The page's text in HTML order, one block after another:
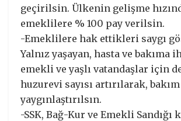
geçirilsin. Ülkenin gelişme
emeklilere % 100 pay verilsin.
-Emeklilere hak ettikleri saygı
Yalnız yaşayan, hasta ve bakıma
emekli ve yaşlı vatandaşlar için
huzurevi sayısı artırılarak,
yaygınlaştırılsın.
-SSK, Bağ-Kur ve Emekli Sandığı